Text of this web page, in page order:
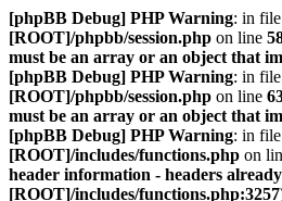
[phpBB Debug] PHP Warning: in file
[ROOT]/phpbb/session.php on line
must be an array or an object that
[phpBB Debug] PHP Warning: in file
[ROOT]/phpbb/session.php on line
must be an array or an object that
[phpBB Debug] PHP Warning: in file
[ROOT]/includes/functions.php on
header information - headers
[ROOT]/includes/